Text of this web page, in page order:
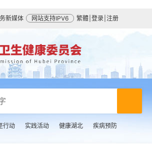
新媒体 网站支持IPV6 繁體 登录 注册
行动 实践活动 健康湖北 疾病预防